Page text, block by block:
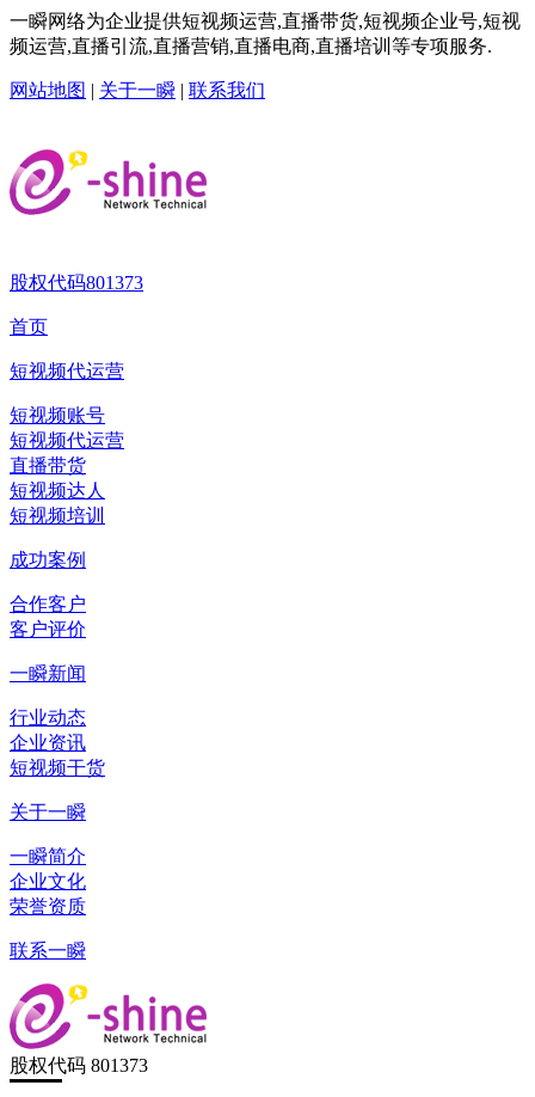
一瞬网络为企业提供短视频运营,直播带货,短视频企业号,短视
频运营,直播引流,直播营销,直播电商,直播培训等专项服务.
网站地图 | 关于一瞬 | 联系我们
股权代码801373
首页
短视频代运营
短视频账号
短视频代运营
直播带货
短视频达人
短视频培训
成功案例
合作客户
客户评价
一瞬新闻
行业动态
企业资讯
短视频干货
关于一瞬
一瞬简介
企业文化
荣誉资质
联系一瞬
股权代码 801373